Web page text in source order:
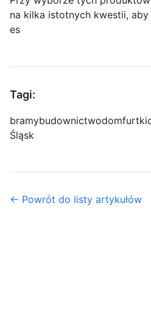
na kilka istotnych kwestii,
es
Tagi:
bramybudownictwodomfurtki
Śląsk
← Powrót do listy artykułów